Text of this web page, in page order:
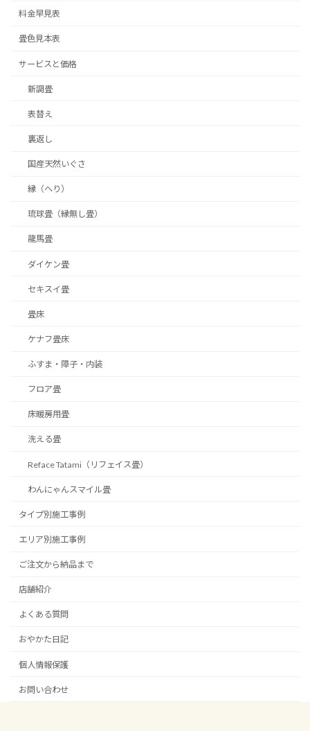
料金早見表
畳色見本表
サービスと価格
新調畳
表替え
裏返し
国産天然いぐさ
縁（へり）
琉球畳（縁無し畳）
龍馬畳
ダイケン畳
セキスイ畳
畳床
ケナフ畳床
ふすま・障子・内装
フロア畳
床暖房用畳
洗える畳
Reface Tatami（リフェイス畳）
わんにゃんスマイル畳
タイプ別施工事例
エリア別施工事例
ご注文から納品まで
店舗紹介
よくある質問
おやかた日記
個人情報保護
お問い合わせ